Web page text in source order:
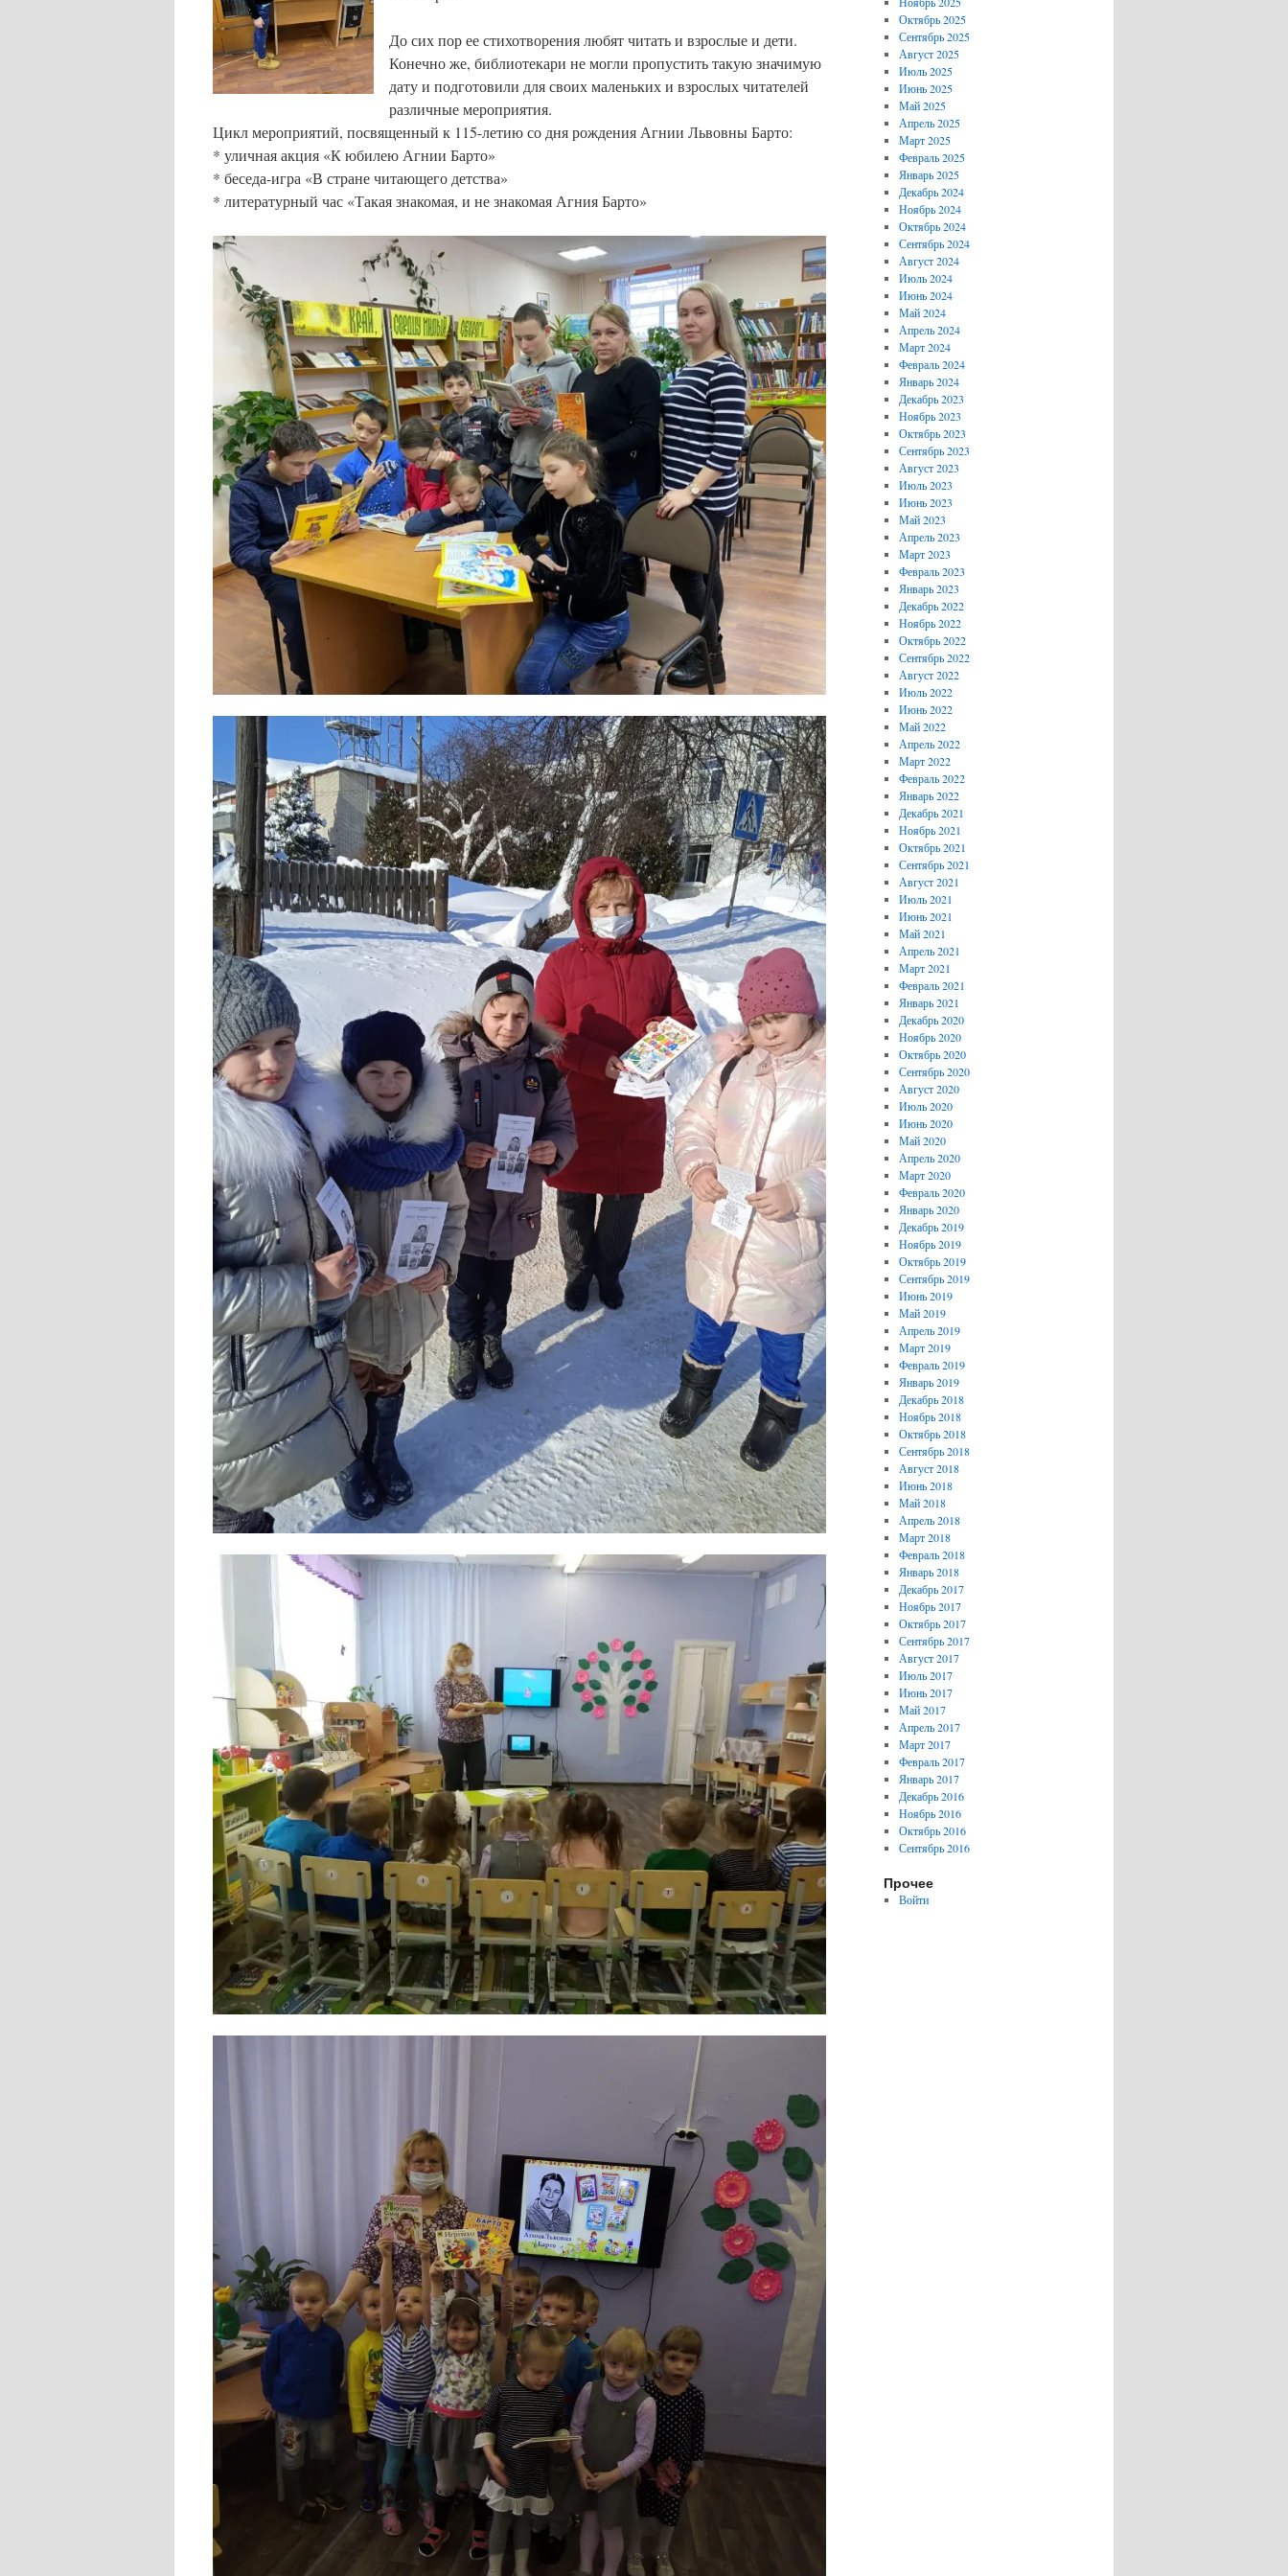
До сих пор ее стихотворения любят читать и взрослые и дети.
Конечно же, библиотекари не могли пропустить такую значимую
дату и подготовили для своих маленьких и взрослых читателей
различные мероприятия.
Цикл мероприятий, посвященный к 115-летию со дня рождения Агнии Львовны Барто:
* уличная акция «К юбилею Агнии Барто»
* беседа-игра «В стране читающего детства»
* литературный час «Такая знакомая, и не знакомая Агния Барто»
Октябрь 2025
Сентябрь 2025
Август 2025
Июль 2025
Июнь 2025
Май 2025
Апрель 2025
Март 2025
Февраль 2025
Январь 2025
Декабрь 2024
Ноябрь 2024
Октябрь 2024
Сентябрь 2024
Август 2024
Июль 2024
Июнь 2024
Май 2024
Апрель 2024
Март 2024
Февраль 2024
Январь 2024
Декабрь 2023
Ноябрь 2023
Октябрь 2023
Сентябрь 2023
Август 2023
Июль 2023
Июнь 2023
Май 2023
Апрель 2023
Март 2023
Февраль 2023
Январь 2023
Декабрь 2022
Ноябрь 2022
Октябрь 2022
Сентябрь 2022
Август 2022
Июль 2022
Июнь 2022
Май 2022
Апрель 2022
Март 2022
Февраль 2022
Январь 2022
Декабрь 2021
Ноябрь 2021
Октябрь 2021
Сентябрь 2021
Август 2021
Июль 2021
Июнь 2021
Май 2021
Апрель 2021
Март 2021
Февраль 2021
Январь 2021
Декабрь 2020
Ноябрь 2020
Октябрь 2020
Сентябрь 2020
Август 2020
Июль 2020
Июнь 2020
Май 2020
Апрель 2020
Март 2020
Февраль 2020
Январь 2020
Декабрь 2019
Ноябрь 2019
Октябрь 2019
Сентябрь 2019
Июнь 2019
Май 2019
Апрель 2019
Март 2019
Февраль 2019
Январь 2019
Декабрь 2018
Ноябрь 2018
Октябрь 2018
Сентябрь 2018
Август 2018
Июнь 2018
Май 2018
Апрель 2018
Март 2018
Февраль 2018
Январь 2018
Декабрь 2017
Ноябрь 2017
Октябрь 2017
Сентябрь 2017
Август 2017
Июль 2017
Июнь 2017
Май 2017
Апрель 2017
Март 2017
Февраль 2017
Январь 2017
Декабрь 2016
Ноябрь 2016
Октябрь 2016
Сентябрь 2016
Прочее
Войти